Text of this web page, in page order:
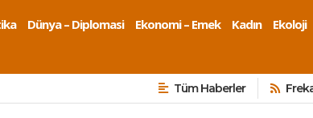
Dünya – Diplomasi Ekonomi – Emek Kadın Ekoloji
Tüm Haberler